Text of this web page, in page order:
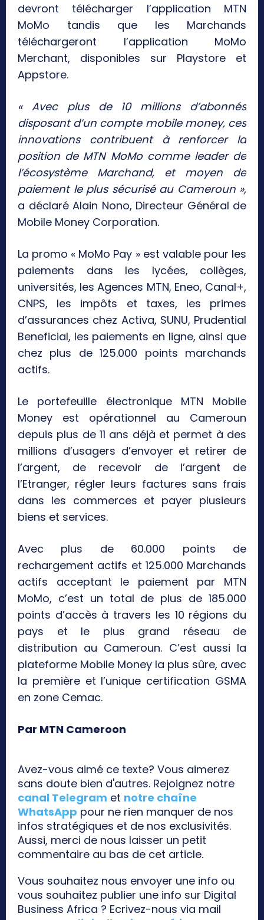
devront télécharger l’application MTN
MoMo tandis que les Marchands
téléchargeront l’application MoMo
Merchant, disponibles sur Playstore et
Appstore.
« Avec plus de 10 millions d’abonnés
disposant d’un compte mobile money, ces
innovations contribuent à renforcer la
position de MTN MoMo comme leader de
l’écosystème Marchand, et moyen de
paiement le plus sécurisé au Cameroun »,
a déclaré Alain Nono, Directeur Général de
Mobile Money Corporation.
La promo « MoMo Pay » est valable pour les
paiements dans les lycées, collèges,
universités, les Agences MTN, Eneo, Canal+,
CNPS, les impôts et taxes, les primes
d’assurances chez Activa, SUNU, Prudential
Beneficial, les paiements en ligne, ainsi que
chez plus de 125.000 points marchands
actifs.
Le portefeuille électronique MTN Mobile
Money est opérationnel au Cameroun
depuis plus de 11 ans déjà et permet à des
millions d’usagers d’envoyer et retirer de
l’argent, de recevoir de l’argent de
l’Etranger, régler leurs factures sans frais
dans les commerces et payer plusieurs
biens et services.
Avec plus de 60.000 points de
rechargement actifs et 125.000 Marchands
actifs acceptant le paiement par MTN
MoMo, c’est un total de plus de 185.000
points d’accès à travers les 10 régions du
pays et le plus grand réseau de
distribution au Cameroun. C’est aussi la
plateforme Mobile Money la plus sûre, avec
la première et l’unique certification GSMA
en zone Cemac.
Par MTN Cameroon
Avez-vous aimé ce texte? Vous aimerez
sans doute bien d'autres. Rejoignez notre
canal Telegram et notre chaîne
WhatsApp pour ne rien manquer de nos
infos stratégiques et de nos exclusivités.
Aussi, merci de nous laisser un petit
commentaire au bas de cet article.
Vous souhaitez nous envoyer une info ou
vous souhaitez publier une info sur Digital
Business Africa ? Ecrivez-nous via mail